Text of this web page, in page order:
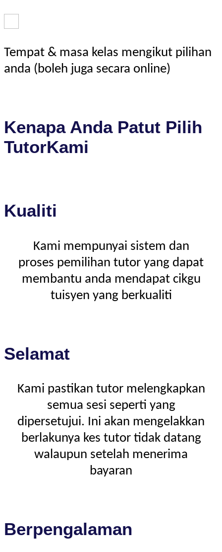
Tempat & masa kelas mengikut pilihan
anda (boleh juga secara online)
Kenapa Anda Patut Pilih
TutorKami
Kualiti
Kami mempunyai sistem dan
proses pemilihan tutor yang dapat
membantu anda mendapat cikgu
tuisyen yang berkualiti
Selamat
Kami pastikan tutor melengkapkan
semua sesi seperti yang
dipersetujui. Ini akan mengelakkan
berlakunya kes tutor tidak datang
walaupun setelah menerima
bayaran
Berpengalaman